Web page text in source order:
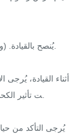
أثناء القيادة، يُرجى
ت تأثير